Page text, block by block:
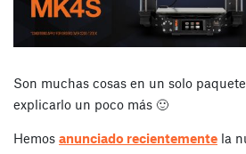
Son muchas cosas en un solo
explicarlo un poco más 🙂
Hemos anunciado recientemente la